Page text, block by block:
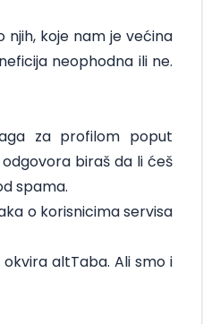
njih, koje nam je većina
neophodna ili ne.
za profilom poput
biraš da li ćeš
spama.
o korisnicima servisa
altTaba. Ali smo i